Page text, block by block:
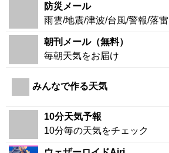
防災メール
雨雲/地震/津波/台風/警報/落雷
朝刊メール（無料）
毎朝天気をお届け
みんなで作る天気
10分天気予報
10分毎の天気をチェック